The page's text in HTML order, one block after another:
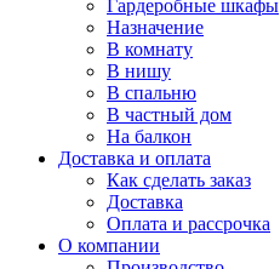
Гардеробные шкафы
Назначение
В комнату
В нишу
В спальню
В частный дом
На балкон
Доставка и оплата
Как сделать заказ
Доставка
Оплата и рассрочка
О компании